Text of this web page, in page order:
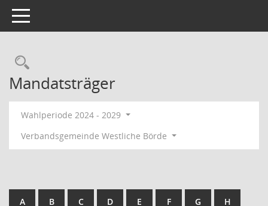
Toggle navigation
Rechercheauswahl
Mandatsträger
Wahlperiode 2024 - 2029
Verbandsgemeinde Westliche Börde
A B C D E F G H